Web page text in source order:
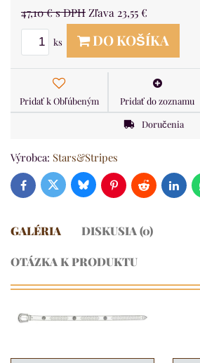
47,10 €s DPH Zľava 23,55 €
ks DO KOŠÍKA
Pridať k Obľúbeným Pridať do zoznamu
Doručenia
Výrobca: Stars&Stripes
FacebookTwitterBlueskyPinterestReddit
GALÉRIA DISKUSIA (0)
OTÁZKA K PRODUKTU